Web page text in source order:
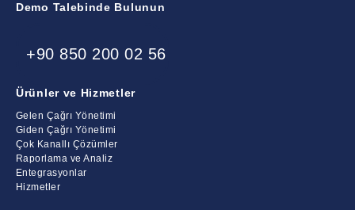
Demo Talebinde Bulunun
+90 850 200 02 56
Ürünler ve Hizmetler
Gelen Çağrı Yönetimi
Giden Çağrı Yönetimi
Çok Kanallı Çözümler
Raporlama ve Analiz
Entegrasyonlar
Hizmetler